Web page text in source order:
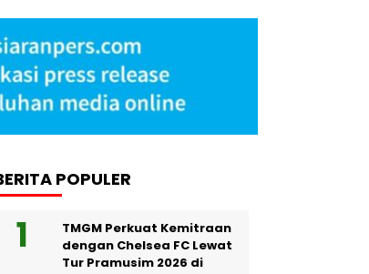
POPULER
TMGM Perkuat Kemitraan
dengan Chelsea FC Lewat
Tur Pramusim 2026 di